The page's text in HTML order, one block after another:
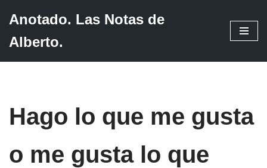
Saltar
Anotado. Las Notas de
Alberto.
Hago lo que me gusta
o me gusta lo que